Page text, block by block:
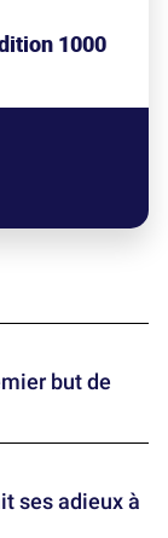
1000
but de
ses adieux à